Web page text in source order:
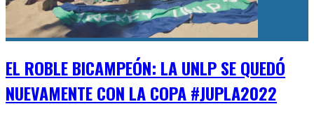
EL ROBLE BICAMPEÓN: LA UNLP SE QUEDÓ
NUEVAMENTE CON LA COPA #JUPLA2022